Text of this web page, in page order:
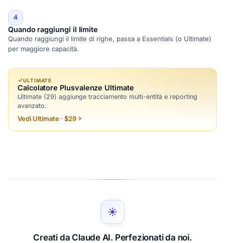
4
Quando raggiungi il limite
Quando raggiungi il limite di righe, passa a Essentials (o Ultimate)
per maggiore capacità.
ULTIMATE
Calcolatore Plusvalenze Ultimate
Ultimate (29) aggiunge tracciamento multi-entità e reporting
avanzato.
Vedi Ultimate · $29
Creati da Claude AI. Perfezionati da noi.